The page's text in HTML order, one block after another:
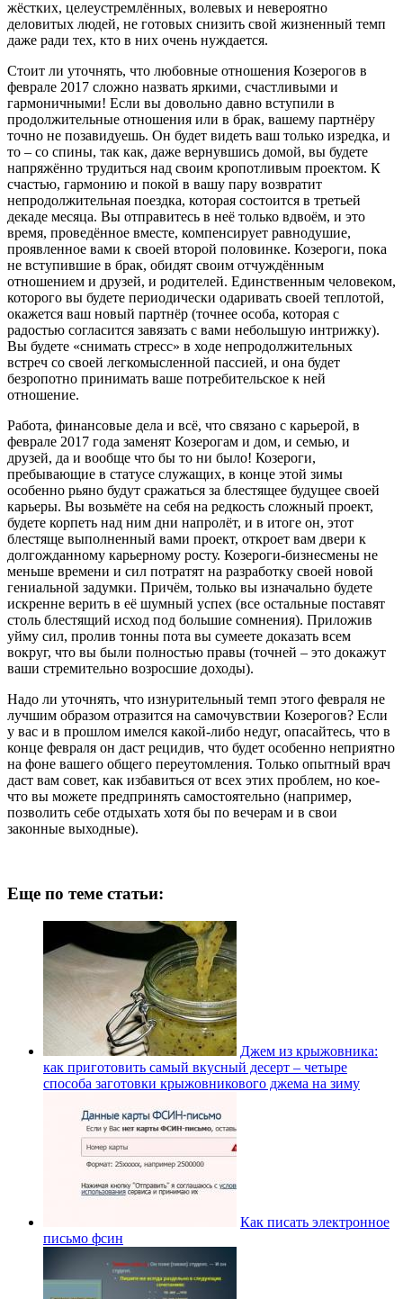
жёстких, целеустремлённых, волевых и невероятно
деловитых людей, не готовых снизить свой жизненный темп
даже ради тех, кто в них очень нуждается.
Стоит ли уточнять, что любовные отношения Козерогов в
феврале 2017 сложно назвать яркими, счастливыми и
гармоничными! Если вы довольно давно вступили в
продолжительные отношения или в брак, вашему партнёру
точно не позавидуешь. Он будет видеть ваш только изредка, и
то – со спины, так как, даже вернувшись домой, вы будете
напряжённо трудиться над своим кропотливым проектом. К
счастью, гармонию и покой в вашу пару возвратит
непродолжительная поездка, которая состоится в третьей
декаде месяца. Вы отправитесь в неё только вдвоём, и это
время, проведённое вместе, компенсирует равнодушие,
проявленное вами к своей второй половинке. Козероги, пока
не вступившие в брак, обидят своим отчуждённым
отношением и друзей, и родителей. Единственным человеком,
которого вы будете периодически одаривать своей теплотой,
окажется ваш новый партнёр (точнее особа, которая с
радостью согласится завязать с вами небольшую интрижку).
Вы будете «снимать стресс» в ходе непродолжительных
встреч со своей легкомысленной пассией, и она будет
безропотно принимать ваше потребительское к ней
отношение.
Работа, финансовые дела и всё, что связано с карьерой, в
феврале 2017 года заменят Козерогам и дом, и семью, и
друзей, да и вообще что бы то ни было! Козероги,
пребывающие в статусе служащих, в конце этой зимы
особенно рьяно будут сражаться за блестящее будущее своей
карьеры. Вы возьмёте на себя на редкость сложный проект,
будете корпеть над ним дни напролёт, и в итоге он, этот
блестяще выполненный вами проект, откроет вам двери к
долгожданному карьерному росту. Козероги-бизнесмены не
меньше времени и сил потратят на разработку своей новой
гениальной задумки. Причём, только вы изначально будете
искренне верить в её шумный успех (все остальные поставят
столь блестящий исход под большие сомнения). Приложив
уйму сил, пролив тонны пота вы сумеете доказать всем
вокруг, что вы были полностью правы (точней – это докажут
ваши стремительно возросшие доходы).
Надо ли уточнять, что изнурительный темп этого февраля не
лучшим образом отразится на самочувствии Козерогов? Если
у вас и в прошлом имелся какой-либо недуг, опасайтесь, что в
конце февраля он даст рецидив, что будет особенно неприятно
на фоне вашего общего переутомления. Только опытный врач
даст вам совет, как избавиться от всех этих проблем, но кое-
что вы можете предпринять самостоятельно (например,
позволить себе отдыхать хотя бы по вечерам и в свои
законные выходные).
Еще по теме статьи:
Джем из крыжовника:
как приготовить самый вкусный десерт – четыре
способа заготовки крыжовникового джема на зиму
Как писать электронное
письмо фсин